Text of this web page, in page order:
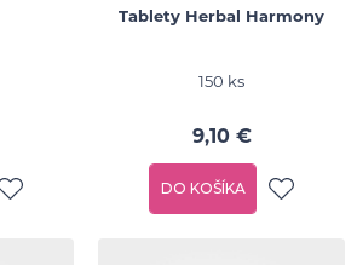
Tablety Herbal Harmony
150 ks
9,10 €
DO KOŠÍKA